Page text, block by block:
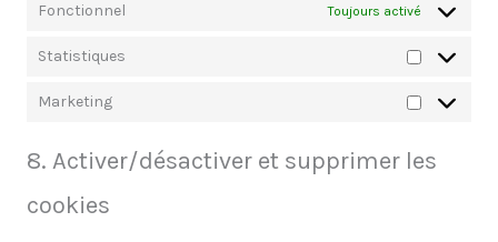
Fonctionnel Toujours activé
Statistiques
Marketing
8. Activer/désactiver et supprimer les
cookies